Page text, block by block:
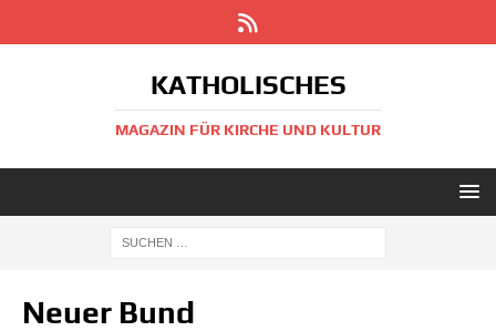
KATHOLISCHES
MAGAZIN FÜR KIRCHE UND KULTUR
Neuer Bund